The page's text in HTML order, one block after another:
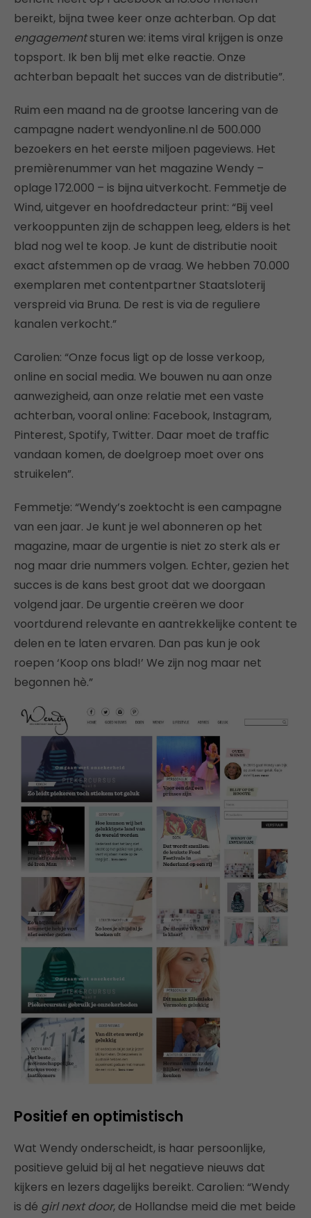
bereikt, bijna twee keer onze achterban. Op dat
engagementsturen we: items viral krijgen is onze
topsport. Ik ben blij met elke reactie. Onze
achterban bepaalt het succes van de distributie”.
Ruim een maand na de grootse lancering van de
campagne nadert wendyonline.nl de 500.000
bezoekers en het eerste miljoen pageviews. Het
premièrenummer van het magazine Wendy –
oplage 172.000 – is bijna uitverkocht. Femmetje de
Wind, uitgever en hoofdredacteur print: “Bij veel
verkooppunten zijn de schappen leeg, elders is het
blad nog wel te koop. Je kunt de distributie nooit
exact afstemmen op de vraag. We hebben 70.000
exemplaren met contentpartner Staatsloterij
verspreid via Bruna. De rest is via de reguliere
kanalen verkocht.”
Carolien: “Onze focus ligt op de losse verkoop,
online en social media. We bouwen nu aan onze
aanwezigheid, aan onze relatie met een vaste
achterban, vooral online: Facebook, Instagram,
Pinterest, Spotify, Twitter. Daar moet de traffic
vandaan komen, de doelgroep moet over ons
struikelen”.
Femmetje: “Wendy’s zoektocht is een campagne
van een jaar. Je kunt je wel abonneren op het
magazine, maar de urgentie is niet zo sterk als er
nog maar drie nummers volgen. Echter, gezien het
succes is de kans best groot dat we doorgaan
volgend jaar. De urgentie creëren we door
voortdurend relevante en aantrekkelijke content te
delen en te laten ervaren. Dan pas kun je ook
roepen ‘Koop ons blad!’ We zijn nog maar net
begonnen hè.”
Positief en optimistisch
Wat Wendy onderscheidt, is haar persoonlijke,
positieve geluid bij al het negatieve nieuws dat
kijkers en lezers dagelijks bereikt. Carolien: “Wendy
is dé girl next door, de Hollandse meid die met beide